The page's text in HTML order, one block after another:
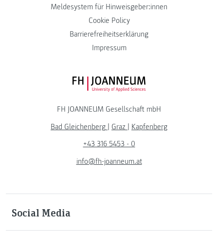
Meldesystem für Hinweisgeber:innen
Cookie Policy
Barrierefreiheitserklärung
Impressum
FH JOANNEUM Logo
FH JOANNEUM Gesellschaft mbH
Bad Gleichenberg | Graz | Kapfenberg
+43 316 5453 - 0
info@fh-joanneum.at
Social Media